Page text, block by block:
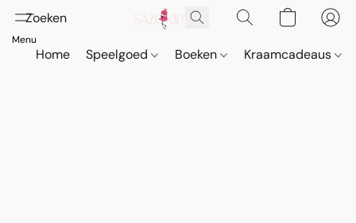
Home Speelgoed Boeken Kraamcadeaus